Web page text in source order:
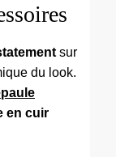
sur
du look.
en cuir